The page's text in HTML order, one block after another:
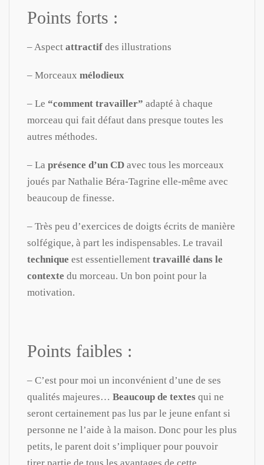
Points forts :
– Aspect attractif des illustrations
– Morceaux mélodieux
– Le “comment travailler” adapté à chaque
morceau qui fait défaut dans presque toutes les
autres méthodes.
– La présence d’un CD avec tous les morceaux
joués par Nathalie Béra-Tagrine elle-même avec
beaucoup de finesse.
– Très peu d’exercices de doigts écrits de manière
solfégique, à part les indispensables. Le travail
technique est essentiellement travaillé dans le
contexte du morceau. Un bon point pour la
motivation.
Points faibles :
– C’est pour moi un inconvénient d’une de ses
qualités majeures… Beaucoup de textes qui ne
seront certainement pas lus par le jeune enfant si
personne ne l’aide à la maison. Donc pour les plus
petits, le parent doit s’impliquer pour pouvoir
tirer partie de tous les avantages de cette